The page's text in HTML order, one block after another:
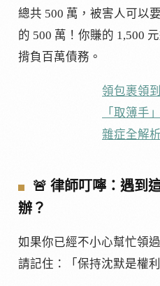
總共 500 萬，被害人可以
的 500 萬！你賺的 1,500
揹負百萬債務。
領包裹領
「取簿手
雜症全解析
🚨 律師叮嚀：遇到
辦？
如果你已經不小心幫忙領
請記住：「保持沈默是權